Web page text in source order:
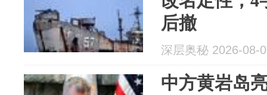
后撤
深层奥秘 2026-08-
中方黄岩岛